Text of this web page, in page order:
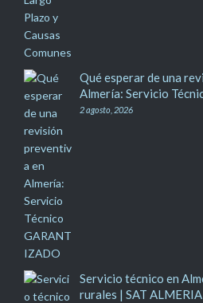
Qué esperar de una
Almería: Servicio
2 agosto, 2026
Servicio técnico en
rurales | SAT